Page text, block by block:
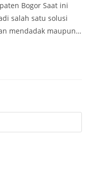
Bogor Saat ini
salah satu solusi
mendadak maupun…